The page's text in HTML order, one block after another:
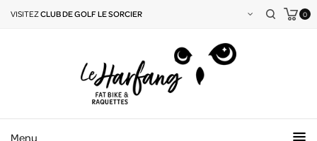
VISITEZCLUB DE GOLF LE SORCIER 0
Menu